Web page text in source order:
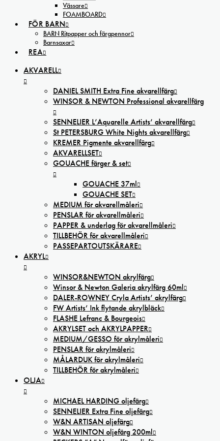
Vässare
FOAMBOARD
FÖR BARN
BARN Ritpapper och färgpennor
Barnsaxar
REA
AKVARELL
DANIEL SMITH Extra Fine akvarellfärg
WINSOR & NEWTON Professional akvarellfärg
SENNELIER L’Aquarelle Artists’ akvarellfärg
St PETERSBURG White Nights akvarellfärg
KREMER Pigmente akvarellfärg
AKVARELLSET
GOUACHE färger & set
GOUACHE 37ml
GOUACHE SET
MEDIUM för akvarellmåleri
PENSLAR för akvarellmåleri
PAPPER & underlag för akvarellmåleri
TILLBEHÖR för akvarellmåleri
PASSEPARTOUTSKÄRARE
AKRYL
WINSOR&NEWTON akrylfärg
Winsor & Newton Galeria akrylfärg 60ml
DALER-ROWNEY Cryla Artists’ akrylfärg
FW Artists’ Ink flytande akrylbläck
FLASHE Lefranc & Bourgeois
AKRYLSET och AKRYLPAPPER
MEDIUM/GESSO för akrylmåleri
PENSLAR för akrylmåleri
MÅLARDUK för akrylmåleri
TILLBEHÖR för akrylmåleri
OLJA
MICHAEL HARDING oljefärg
SENNELIER Extra Fine oljefärg
W&N ARTISAN oljefärg
W&N WINTON oljefärg 200ml